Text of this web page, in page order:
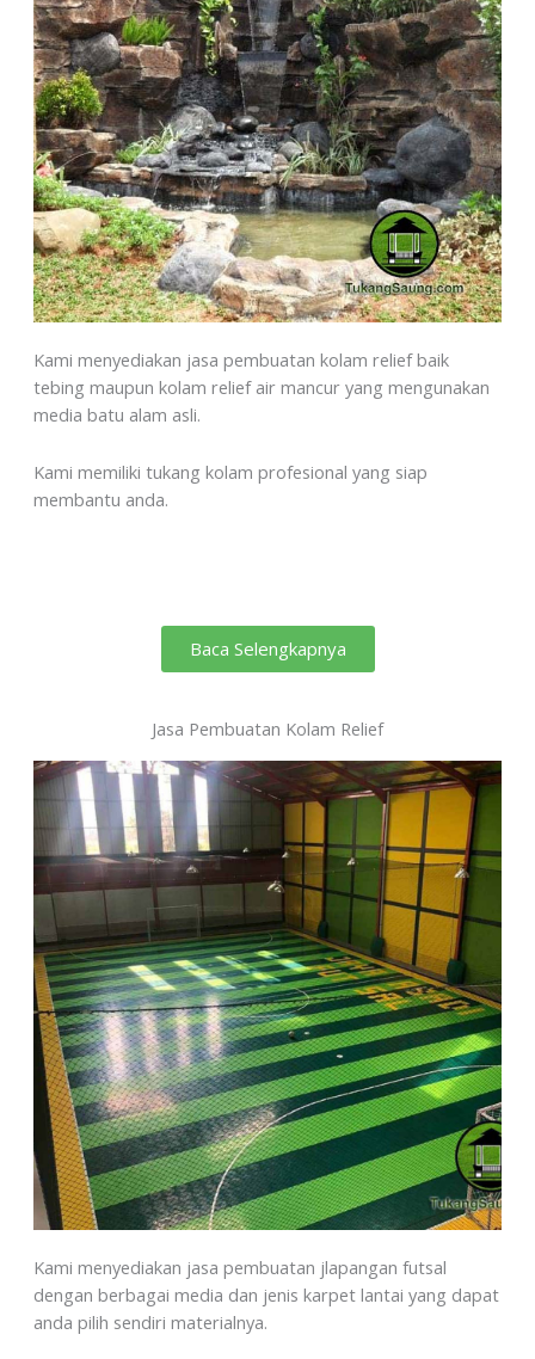
Kami menyediakan jasa pembuatan kolam relief baik
tebing maupun kolam relief air mancur yang mengunakan
media batu alam asli.
Kami memiliki tukang kolam profesional yang siap
membantu anda.
Baca Selengkapnya
Jasa Pembuatan Kolam Relief
Kami menyediakan jasa pembuatan jlapangan futsal
dengan berbagai media dan jenis karpet lantai yang dapat
anda pilih sendiri materialnya.